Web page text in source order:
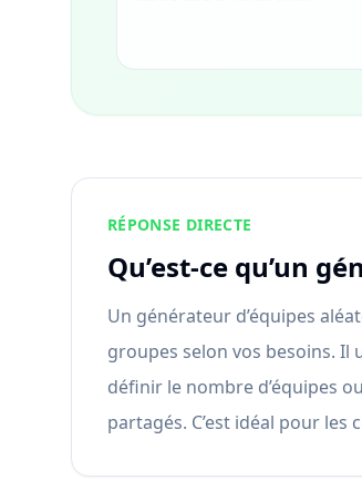
RÉPONSE DIRECTE
Qu’est-ce qu’un
Un générateur d’équipes
groupes selon vos besoins.
définir le nombre d’équipes
partagés. C’est idéal pour les